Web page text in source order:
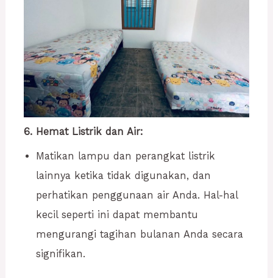
6. Hemat Listrik dan Air:
Matikan lampu dan perangkat listrik
lainnya ketika tidak digunakan, dan
perhatikan penggunaan air Anda. Hal-hal
kecil seperti ini dapat membantu
mengurangi tagihan bulanan Anda secara
signifikan.